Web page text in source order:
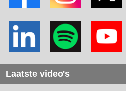
Laatste video's